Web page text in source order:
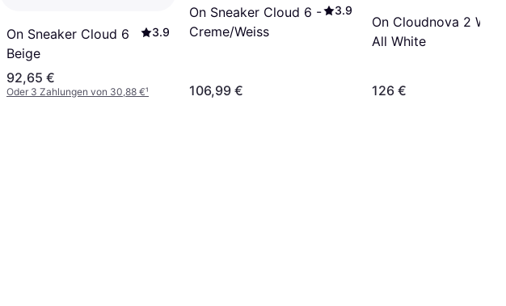
On Sneaker Cloud 6
Beige
3.9
92,65 €
Oder 3 Zahlungen von 30,88 €¹
On Sneaker Cloud 6 -
Creme/Weiss
3.9
106,99 €
On Cloudnova 2 W -
All White
126 €